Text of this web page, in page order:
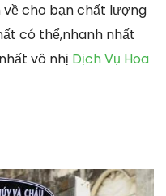
cho bạn chất lượng
có thể,nhanh nhất
vô nhị Dịch Vụ Hoa